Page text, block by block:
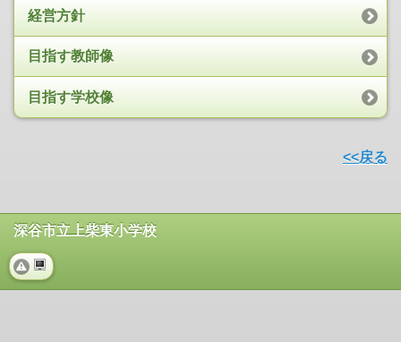
経営方針
目指す教師像
目指す学校像
<<戻る
深谷市立上柴東小学校